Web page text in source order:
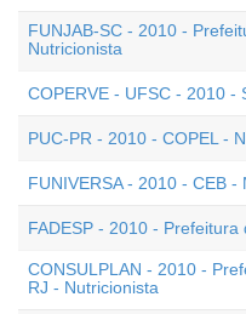
FUNJAB-SC - 2010 -
Nutricionista
COPERVE - UFSC - 2010 -
PUC-PR - 2010 - COPEL -
FUNIVERSA - 2010 - CEB -
FADESP - 2010 -
CONSULPLAN - 2010 -
RJ - Nutricionista